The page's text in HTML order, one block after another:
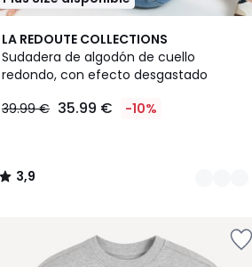
LA REDOUTE COLLECTIONS
Sudadera de algodón de cuello
redondo, con efecto desgastado
39.99 € 35.99 € -10%
3,9
/ 5
3
Colores
3,9
/